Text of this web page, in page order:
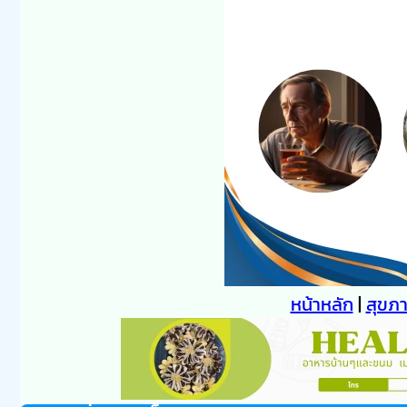
หน้าหลัก|สุขภ